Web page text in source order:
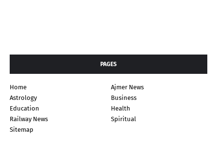
PAGES
Home
Ajmer News
Astrology
Business
Education
Health
Railway News
Spiritual
Sitemap